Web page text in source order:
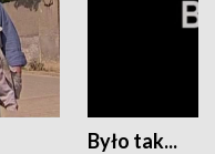
Było tak...